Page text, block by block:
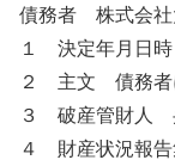
債務者 株式会社
１ 決定年月日
２ 主文 債務者
３ 破産管財人
４ 財産状況報告